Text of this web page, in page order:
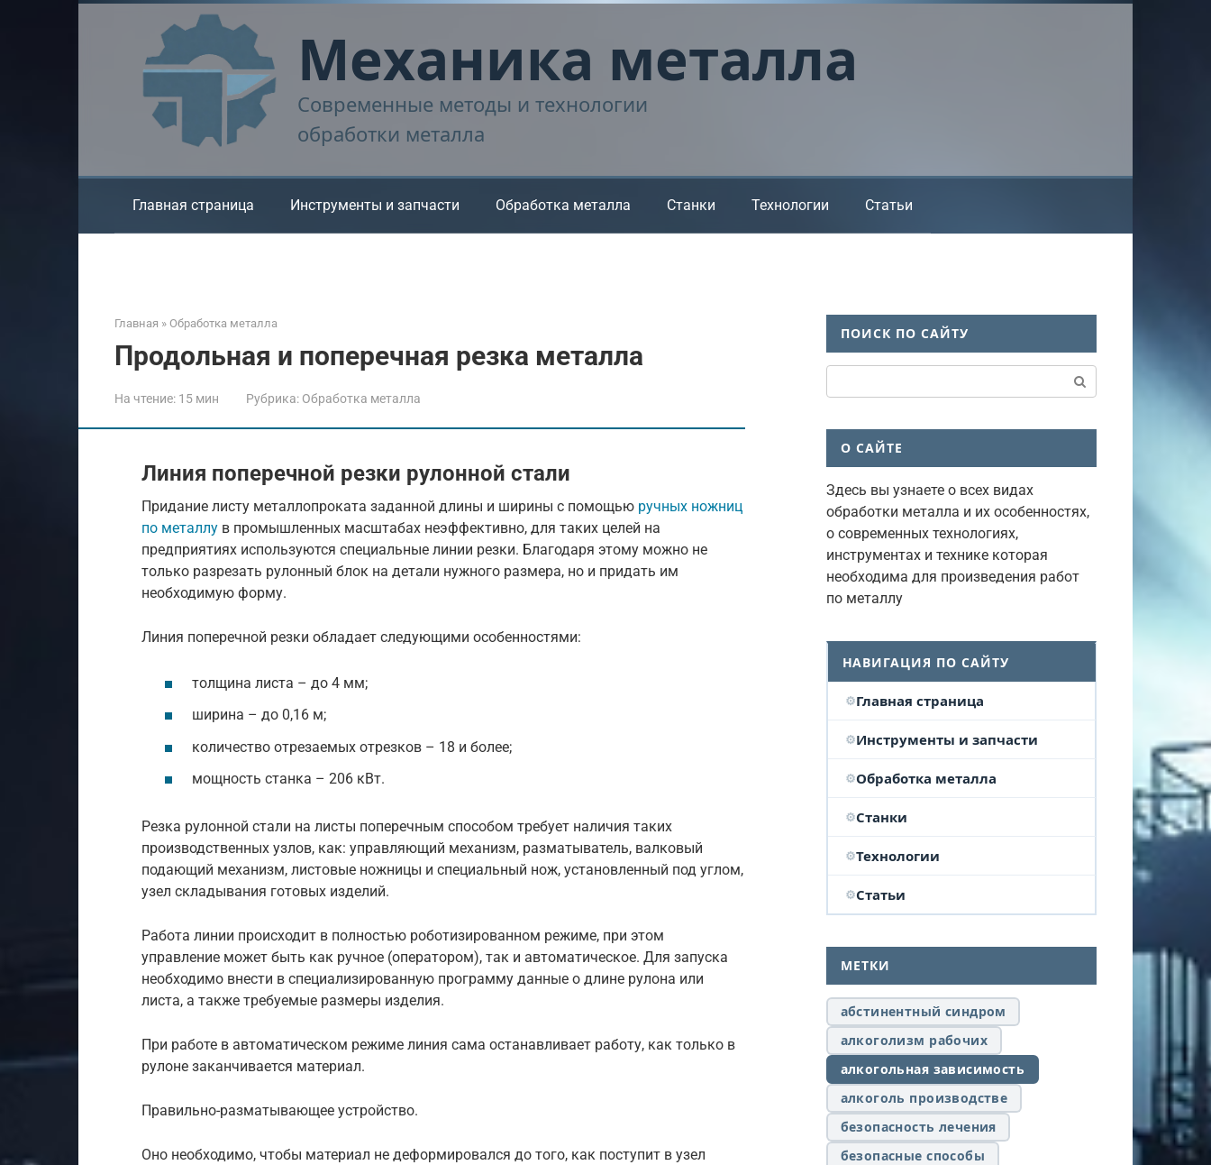
Механика металла
Современные методы и технологии
обработки металла
Главная страница Инструменты и запчасти Обработка металла Станки Технологии Статьи
Главная » Обработка металла
Продольная и поперечная резка металла
На чтение: 15 мин Рубрика: Обработка металла
Линия поперечной резки рулонной стали
Придание листу металлопроката заданной длины и ширины с помощью ручных ножниц
по металлу в промышленных масштабах неэффективно, для таких целей на
предприятиях используются специальные линии резки. Благодаря этому можно не
только разрезать рулонный блок на детали нужного размера, но и придать им
необходимую форму.
Линия поперечной резки обладает следующими особенностями:
толщина листа – до 4 мм;
ширина – до 0,16 м;
количество отрезаемых отрезков – 18 и более;
мощность станка – 206 кВт.
Резка рулонной стали на листы поперечным способом требует наличия таких
производственных узлов, как: управляющий механизм, разматыватель, валковый
подающий механизм, листовые ножницы и специальный нож, установленный под углом,
узел складывания готовых изделий.
Работа линии происходит в полностью роботизированном режиме, при этом
управление может быть как ручное (оператором), так и автоматическое. Для запуска
необходимо внести в специализированную программу данные о длине рулона или
листа, а также требуемые размеры изделия.
При работе в автоматическом режиме линия сама останавливает работу, как только в
рулоне заканчивается материал.
Правильно-разматывающее устройство.
Оно необходимо, чтобы материал не деформировался до того, как поступит в узел
ПОИСК ПО САЙТУ
О САЙТЕ
Здесь вы узнаете о всех видах
обработки металла и их особенностях,
о современных технологиях,
инструментах и технике которая
необходима для произведения работ
по металлу
НАВИГАЦИЯ ПО САЙТУ
Главная страница
Инструменты и запчасти
Обработка металла
Станки
Технологии
Статьи
МЕТКИ
абстинентный синдром
алкоголизм рабочих
алкогольная зависимость
алкоголь производстве
безопасность лечения
безопасные способы